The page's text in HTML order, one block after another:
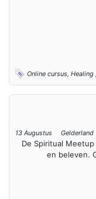
Online cursus,
13 Augustus Gelderland
De Spiritual
en beleven.